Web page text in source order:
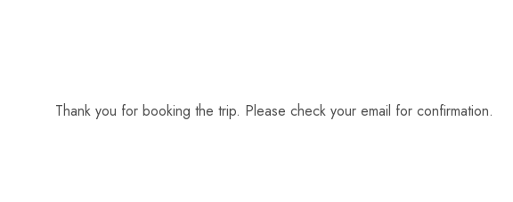
Thank you for booking the trip. Please check your email for confirmation.